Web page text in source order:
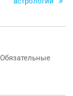
Обязательные